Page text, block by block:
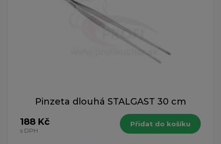
Pinzeta dlouhá STALGAST 30 cm
188 Kč
s DPH
Přidat do košíku